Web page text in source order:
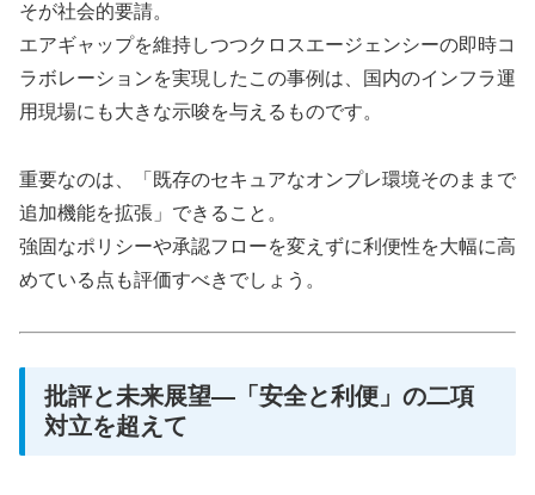
そが社会的要請。
エアギャップを維持しつつクロスエージェンシーの即時コ
ラボレーションを実現したこの事例は、国内のインフラ運
用現場にも大きな示唆を与えるものです。
重要なのは、「既存のセキュアなオンプレ環境そのままで
追加機能を拡張」できること。
強固なポリシーや承認フローを変えずに利便性を大幅に高
めている点も評価すべきでしょう。
批評と未来展望―「安全と利便」の二項
対立を超えて